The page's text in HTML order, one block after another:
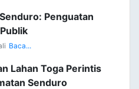
Penguatan
Baca...
Lahan Toga Perintis
Senduro